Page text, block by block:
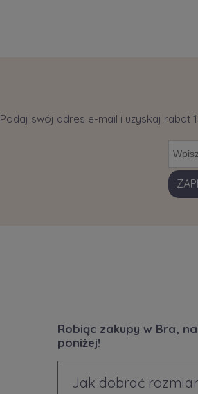
Podaj swój adres e-mail i uzyskaj rabat
Robiąc zakupy w Bra,
poniżej!
Jak dobrać